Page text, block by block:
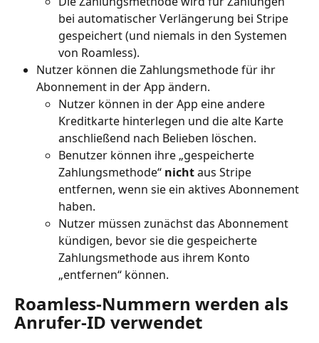
bei automatischer Verlängerung bei Stripe
gespeichert (und niemals in den Systemen
von Roamless).
Nutzer können die Zahlungsmethode für ihr
Abonnement in der App ändern.
Nutzer können in der App eine andere
Kreditkarte hinterlegen und die alte Karte
anschließend nach Belieben löschen.
Benutzer können ihre „gespeicherte
Zahlungsmethode“ nicht aus Stripe
entfernen, wenn sie ein aktives Abonnement
haben.
Nutzer müssen zunächst das Abonnement
kündigen, bevor sie die gespeicherte
Zahlungsmethode aus ihrem Konto
„entfernen“ können.
Roamless-Nummern werden als
Anrufer-ID verwendet